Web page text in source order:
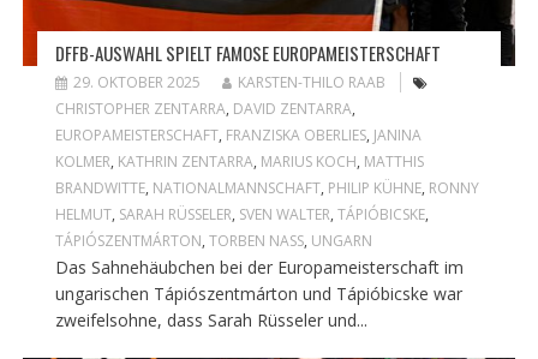
DFFB-AUSWAHL SPIELT FAMOSE EUROPAMEISTERSCHAFT
29. OKTOBER 2025
KARSTEN-THILO RAAB
CHRISTOPHER ZENTARRA, DAVID ZENTARRA,
EUROPAMEISTERSCHAFT, FRANZISKA OBERLIES, JANINA
KOLMER, KATHRIN ZENTARRA, MARIUS KOCH, MATTHIS
BRANDWITTE, NATIONALMANNSCHAFT, PHILIP KÜHNE, RONNY
HELMUT, SARAH RÜSSELER, SVEN WALTER, TÁPIÓBICSKE,
TÁPIÓSZENTMÁRTON, TORBEN NASS, UNGARN
Das Sahnehäubchen bei der Europameisterschaft im
ungarischen Tápiószentmárton und Tápióbicske war
zweifelsohne, dass Sarah Rüsseler und...